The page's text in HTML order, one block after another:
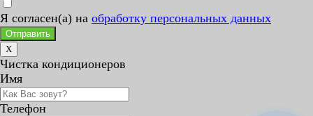
Я согласен(а) на обработку персональных данных
Отправить
X
Чистка кондиционеров
Имя
Телефон